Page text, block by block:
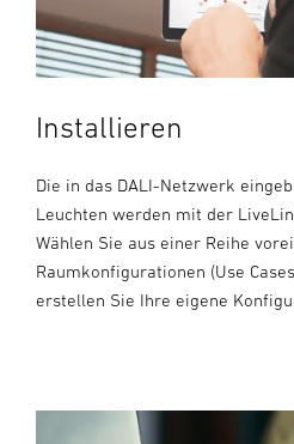
Installieren
Die in das DALI-Netzwerk
Leuchten werden mit der
Wählen Sie aus einer Reihe
Raumkonfigurationen (Use
erstellen Sie Ihre eigene